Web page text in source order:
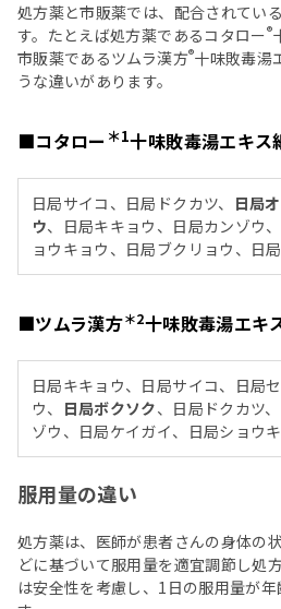
処方薬と市販薬では、配合されてい
す。たとえば処方薬であるコタロー®
市販薬であるツムラ漢方®十味敗毒湯
うな違いがあります。
■コタロー ＊1十味敗毒湯エキス
日局サイコ、日局ドクカツ、 日局
ウ、日局キキョウ、日局カンゾウ
ョウキョウ、日局ブクリョウ、日
■ツムラ漢方＊2十味敗毒湯エキ
日局キキョウ、日局サイコ、日局
ウ、 日局ボクソク、日局ドクカツ、
ゾウ、日局ケイガイ、日局ショウ
服用量の違い
処方薬は、医師が患者さんの身体の
どに基づいて服用量を適宜調節し処
は安全性を考慮し、1日の服用量が